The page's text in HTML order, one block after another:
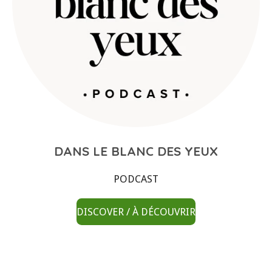
DANS LE BLANC DES YEUX
PODCAST
DISCOVER / À DÉCOUVRIR